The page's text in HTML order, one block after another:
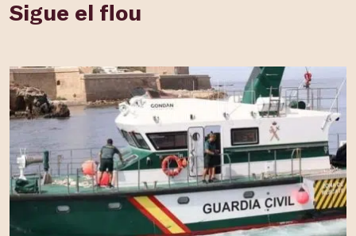
Sigue el flou